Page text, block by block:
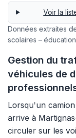
Voir la
Données extraites
scolaires –
Gestion du
véhicules de
Lorsqu'un
arrive à
circuler sur les